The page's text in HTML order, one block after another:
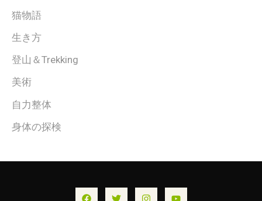
猫物語
生き方
登山＆Trekking
美術
自力整体
身体の探検